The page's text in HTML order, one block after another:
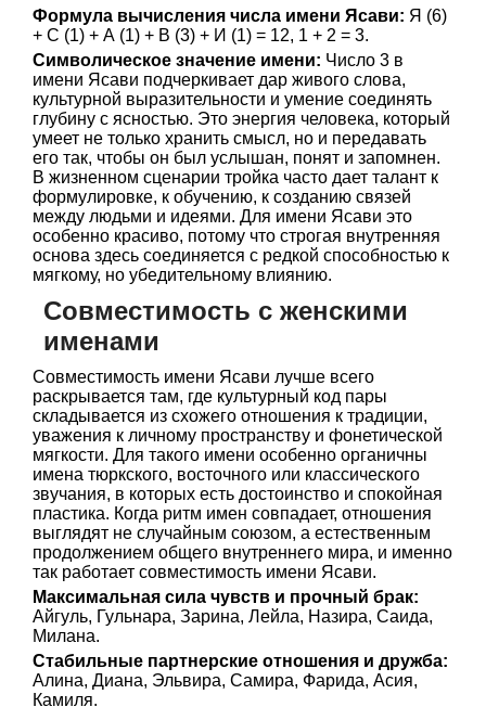
Формула вычисления числа имени Ясави: Я (6)
+ С (1) + А (1) + В (3) + И (1) = 12, 1 + 2 = 3.
Символическое значение имени: Число 3 в
имени Ясави подчеркивает дар живого слова,
культурной выразительности и умение соединять
глубину с ясностью. Это энергия человека, который
умеет не только хранить смысл, но и передавать
его так, чтобы он был услышан, понят и запомнен.
В жизненном сценарии тройка часто дает талант к
формулировке, к обучению, к созданию связей
между людьми и идеями. Для имени Ясави это
особенно красиво, потому что строгая внутренняя
основа здесь соединяется с редкой способностью к
мягкому, но убедительному влиянию.
Совместимость с женскими
именами
Совместимость имени Ясави лучше всего
раскрывается там, где культурный код пары
складывается из схожего отношения к традиции,
уважения к личному пространству и фонетической
мягкости. Для такого имени особенно органичны
имена тюркского, восточного или классического
звучания, в которых есть достоинство и спокойная
пластика. Когда ритм имен совпадает, отношения
выглядят не случайным союзом, а естественным
продолжением общего внутреннего мира, и именно
так работает совместимость имени Ясави.
Максимальная сила чувств и прочный брак:
Айгуль, Гульнара, Зарина, Лейла, Назира, Саида,
Милана.
Стабильные партнерские отношения и дружба:
Алина, Диана, Эльвира, Самира, Фарида, Асия,
Камиля.